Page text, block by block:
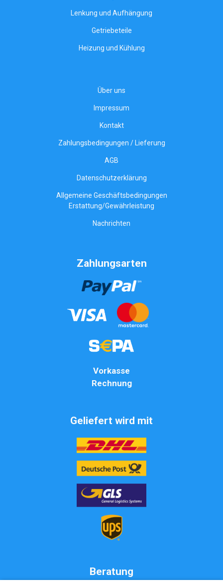
Lenkung und Aufhängung
Getriebeteile
Heizung und Kühlung
Über uns
Impressum
Kontakt
Zahlungsbedingungen / Lieferung
AGB
Datenschutzerklärung
Allgemeine Geschäftsbedingungen
Erstattung/Gewährleistung
Nachrichten
Zahlungsarten
Vorkasse
Rechnung
Geliefert wird mit
Beratung